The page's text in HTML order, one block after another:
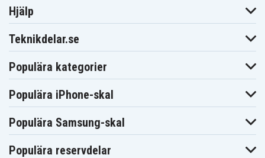
Hjälp
Teknikdelar.se
Populära kategorier
Populära iPhone-skal
Populära Samsung-skal
Populära reservdelar